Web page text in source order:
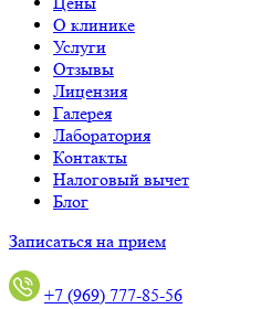
О клинике
Услуги
Отзывы
Лицензия
Галерея
Лаборатория
Контакты
Налоговый вычет
Блог
Записаться на прием
+7 (969) 777-85-56